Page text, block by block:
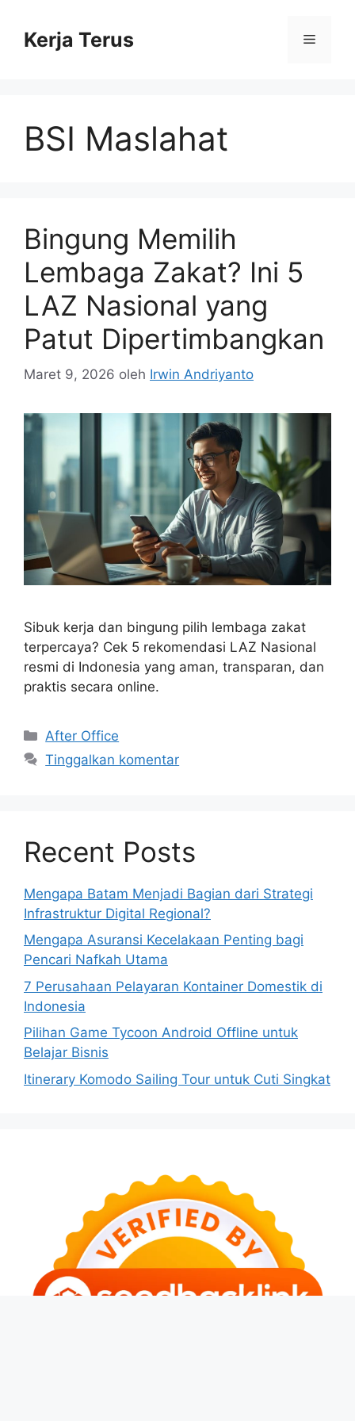
Kerja Terus Menu
BSI Maslahat
Bingung Memilih
Lembaga Zakat? Ini 5
LAZ Nasional yang
Patut Dipertimbangkan
Maret 9, 2026 oleh Irwin Andriyanto
Sibuk kerja dan bingung pilih lembaga zakat
terpercaya? Cek 5 rekomendasi LAZ Nasional
resmi di Indonesia yang aman, transparan, dan
praktis secara online.
Kategori
After Office
Tinggalkan komentar
Recent Posts
Mengapa Batam Menjadi Bagian dari Strategi
Infrastruktur Digital Regional?
Mengapa Asuransi Kecelakaan Penting bagi
Pencari Nafkah Utama
7 Perusahaan Pelayaran Kontainer Domestik di
Indonesia
Pilihan Game Tycoon Android Offline untuk
Belajar Bisnis
Itinerary Komodo Sailing Tour untuk Cuti Singkat